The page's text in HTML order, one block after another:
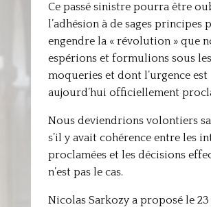
Ce passé sinistre pourra être
l’adhésion à de sages principes
engendre la « révolution » que
espérions et formulions sous les
moqueries et dont l’urgence est
aujourd’hui officiellement
Nous deviendrions volontiers
s’il y avait cohérence entre les
proclamées et les décisions
n’est pas le cas.
Nicolas Sarkozy a proposé le